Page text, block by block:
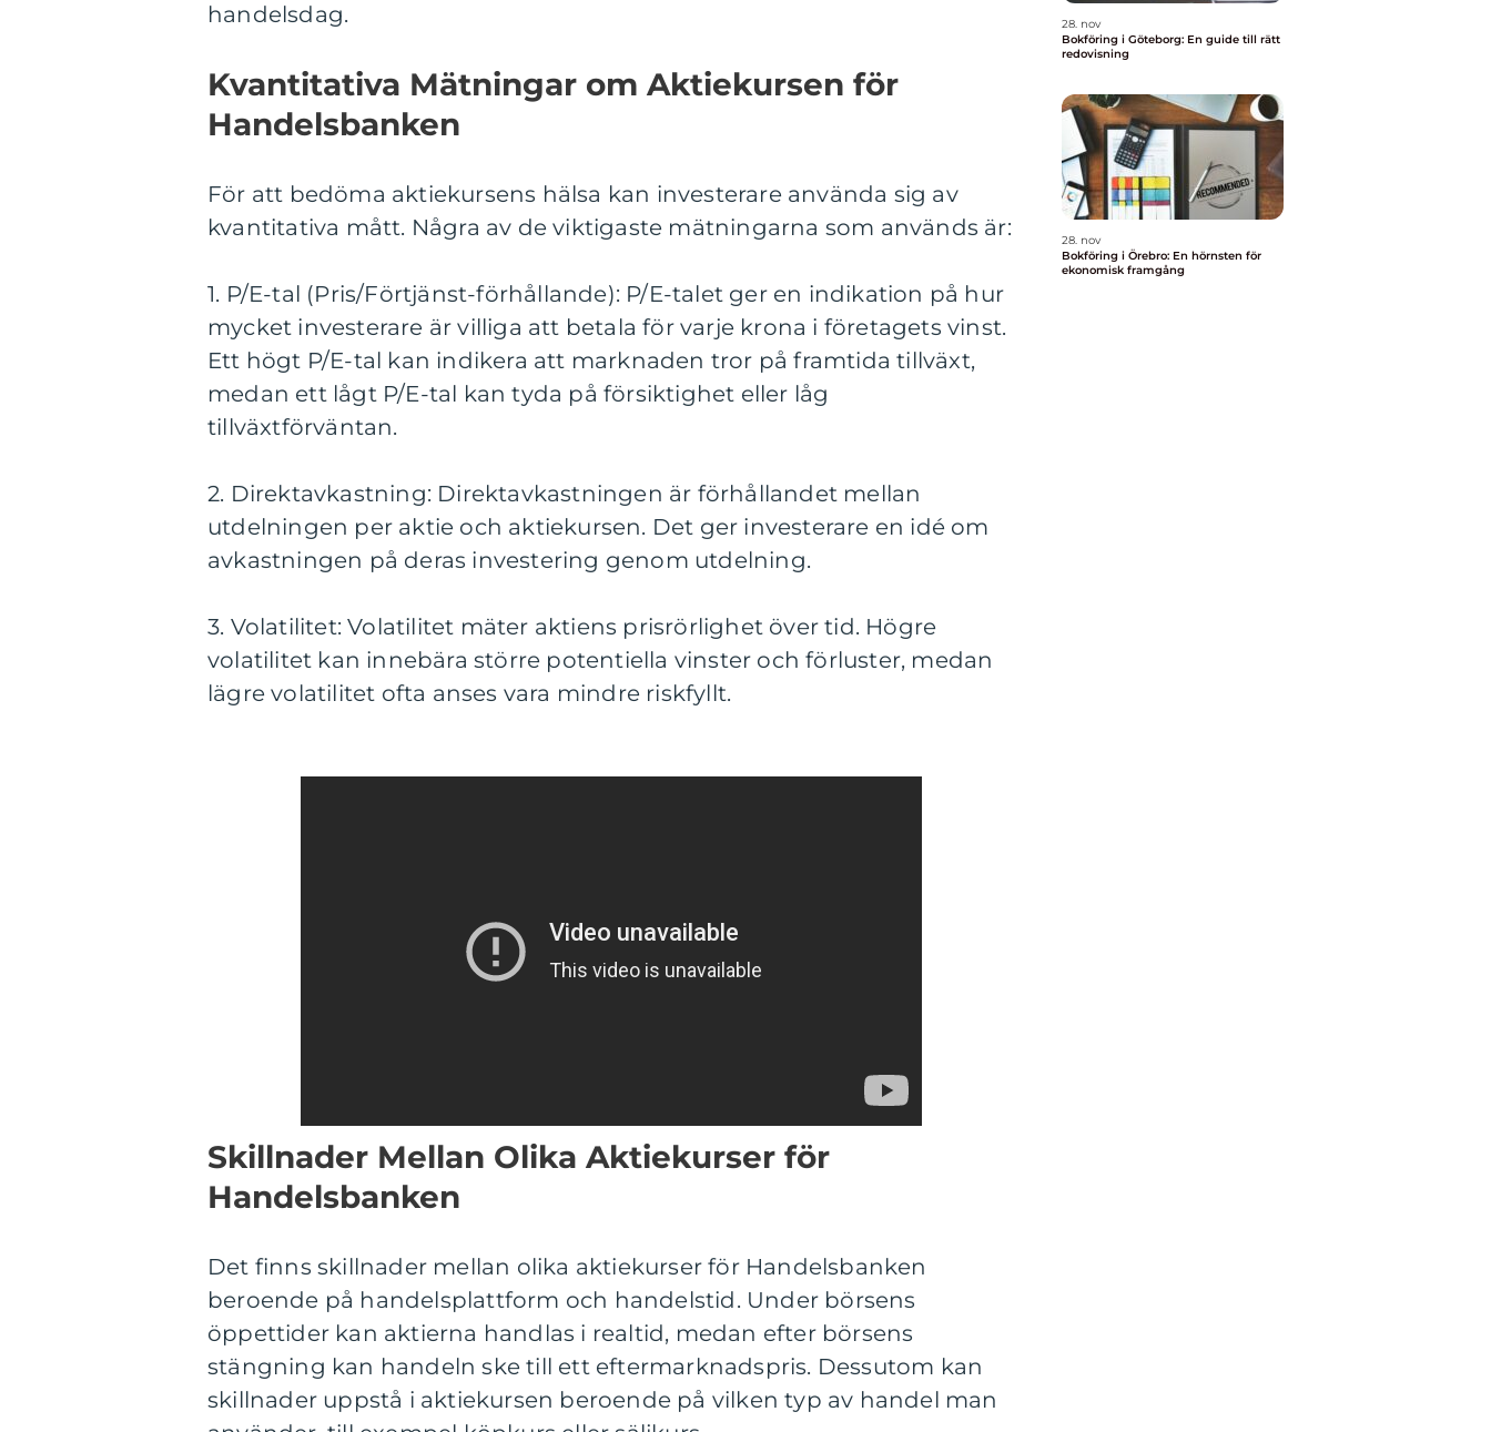
handelsdag.
Kvantitativa Mätningar om Aktiekursen för
Handelsbanken
För att bedöma aktiekursens hälsa kan investerare använda sig av
kvantitativa mått. Några av de viktigaste mätningarna som används är:
1. P/E-tal (Pris/Förtjänst-förhållande): P/E-talet ger en indikation på hur
mycket investerare är villiga att betala för varje krona i företagets vinst.
Ett högt P/E-tal kan indikera att marknaden tror på framtida tillväxt,
medan ett lågt P/E-tal kan tyda på försiktighet eller låg
tillväxtförväntan.
2. Direktavkastning: Direktavkastningen är förhållandet mellan
utdelningen per aktie och aktiekursen. Det ger investerare en idé om
avkastningen på deras investering genom utdelning.
3. Volatilitet: Volatilitet mäter aktiens prisrörlighet över tid. Högre
volatilitet kan innebära större potentiella vinster och förluster, medan
lägre volatilitet ofta anses vara mindre riskfyllt.
Skillnader Mellan Olika Aktiekurser för
Handelsbanken
Det finns skillnader mellan olika aktiekurser för Handelsbanken
beroende på handelsplattform och handelstid. Under börsens
öppettider kan aktierna handlas i realtid, medan efter börsens
stängning kan handeln ske till ett eftermarknadspris. Dessutom kan
skillnader uppstå i aktiekursen beroende på vilken typ av handel man
28. nov
Bokföring i Göteborg: En guide till rätt
redovisning
28. nov
Bokföring i Örebro: En hörnsten för
ekonomisk framgång